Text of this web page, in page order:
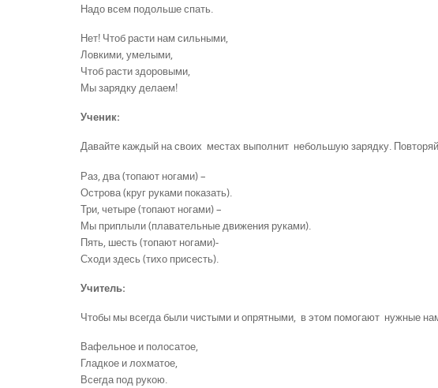
Надо всем подольше спать.
Нет! Чтоб расти нам сильными,
Ловкими, умелыми,
Чтоб расти здоровыми,
Мы зарядку делаем!
Ученик:
Давайте каждый на своих местах выполнит небольшую зарядку.
Раз, два (топают ногами) –
Острова (круг руками показать).
Три, четыре (топают ногами) –
Мы приплыли (плавательные движения руками).
Пять, шесть (топают ногами)-
Сходи здесь (тихо присесть).
Учитель:
Чтобы мы всегда были чистыми и опрятными, в этом помогают нужные
Вафельное и полосатое,
Гладкое и лохматое,
Всегда под рукою.